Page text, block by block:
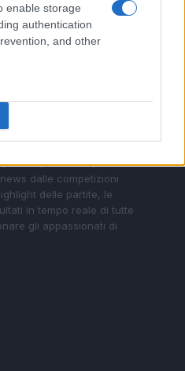
enable storage
authentication
and other
motori, Formula 1,
dalle competizioni
delle partite, le
in tempo reale di tutte
gli appassionati di